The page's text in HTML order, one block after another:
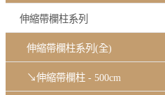
伸縮帶欄柱系列
伸縮帶欄柱系列(全)
↘伸縮帶欄柱 - 500cm